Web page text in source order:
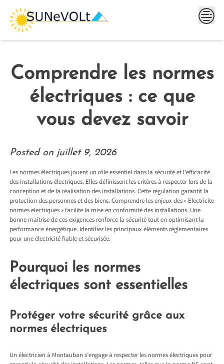
content
Comprendre les normes
électriques : ce que
vous devez savoir
Posted on juillet 9, 2026
Les normes électriques jouent un rôle essentiel dans la sécurité et l’efficacité
des installations électriques. Elles définissent les critères à respecter lors de la
conception et de la réalisation des installations. Cette régulation garantit la
protection des personnes et des biens. Comprendre les enjeux des « Electricite
normes electriques » facilite la mise en conformité des installations. Une
bonne maîtrise de ces exigences renforce la sécurité tout en optimisant la
performance énergétique. Identifiez les principaux éléments réglementaires
pour une électricité fiable et sécurisée.
Pourquoi les normes
électriques sont essentielles
Protéger votre sécurité grâce aux
normes électriques
Unélectricien à Montauban s’engage à respecter les normes électriques pour